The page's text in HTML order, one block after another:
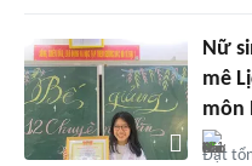
Nữ
mê
môn
Đạt